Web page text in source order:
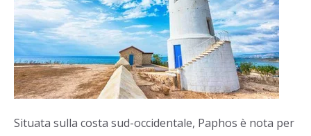
Situata sulla costa sud-occidentale, Paphos è nota per